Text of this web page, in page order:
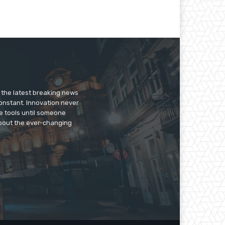
latest breaking news
Innovation never
tools until someone
the ever-changing